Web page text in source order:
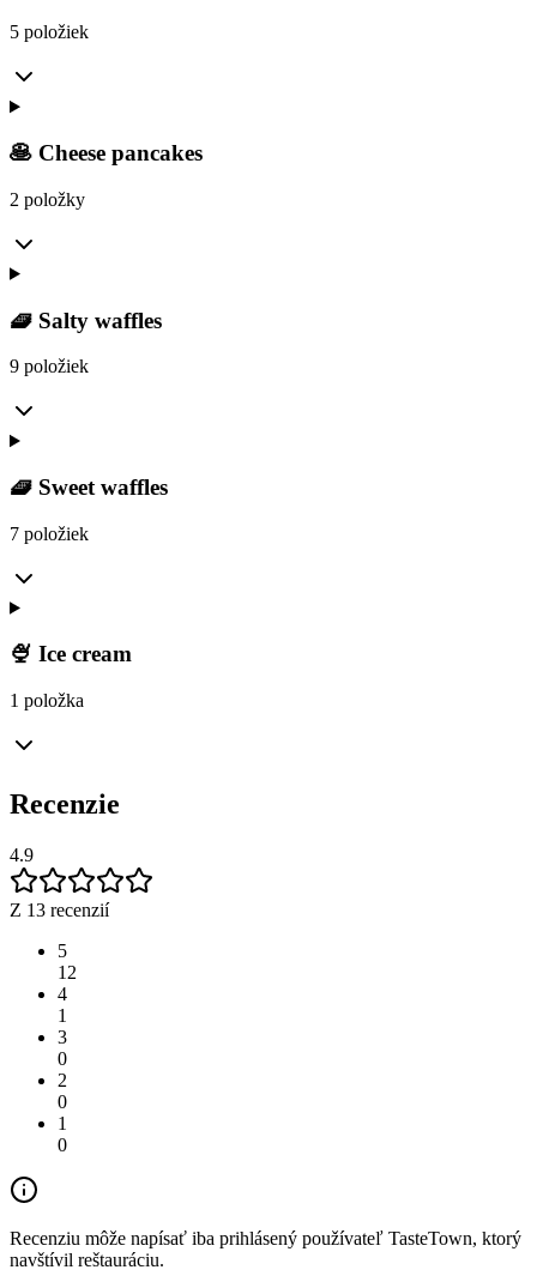
5 položiek
🥞 Cheese pancakes
2 položky
🧇 Salty waffles
9 položiek
🧇 Sweet waffles
7 položiek
🍨 Ice cream
1 položka
Recenzie
4.9
Z 13 recenzií
5
12
4
1
3
0
2
0
1
0
Recenziu môže napísať iba prihlásený používateľ TasteTown, ktorý
navštívil reštauráciu.